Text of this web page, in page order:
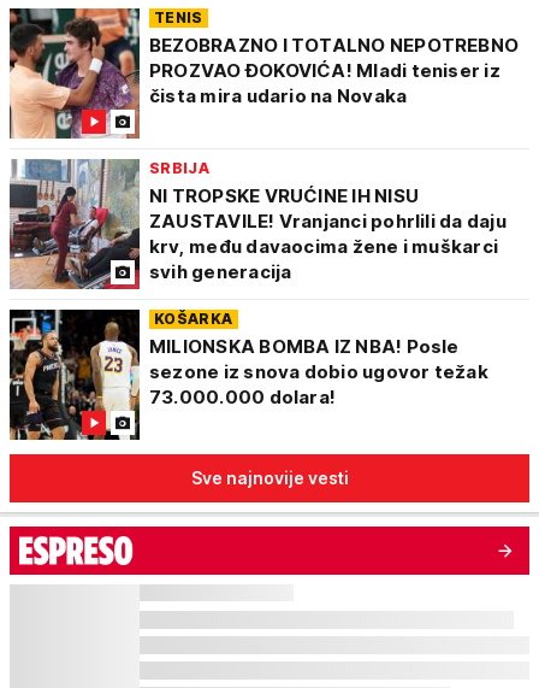
TENIS
BEZOBRAZNO I TOTALNO NEPOTREBNO
PROZVAO ĐOKOVIĆA! Mladi teniser iz
čista mira udario na Novaka
SRBIJA
NI TROPSKE VRUĆINE IH NISU
ZAUSTAVILE! Vranjanci pohrlili da daju
krv, među davaocima žene i muškarci
svih generacija
KOŠARKA
MILIONSKA BOMBA IZ NBA! Posle
sezone iz snova dobio ugovor težak
73.000.000 dolara!
Sve najnovije vesti